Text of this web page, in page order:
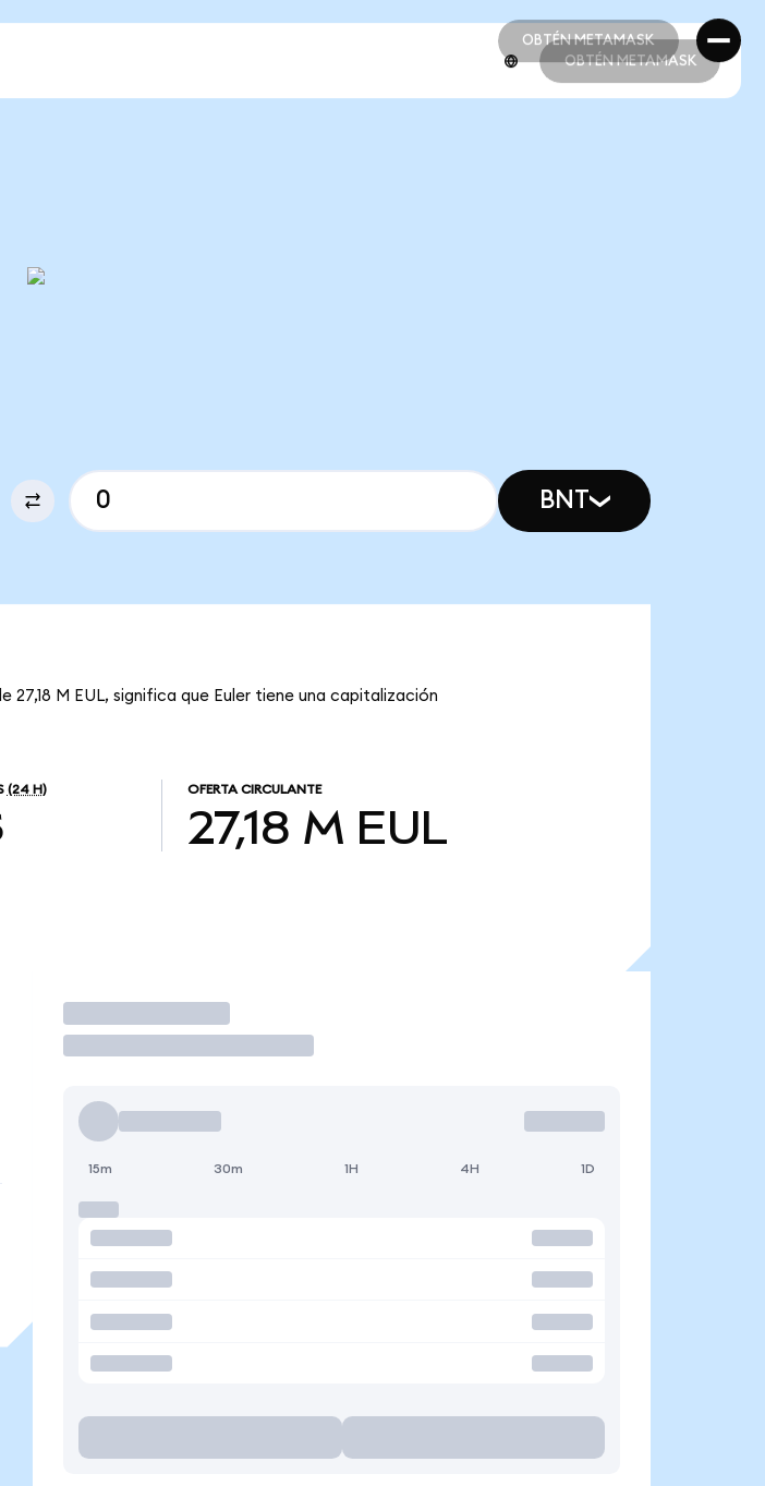
OBTÉN METAMASK
OBTÉN METAMASK
OBTÉN METAMASK
BNT
27,18 M EUL, significa que Euler tiene una capitalización
(24 H) OFERTA CIRCULANTE
27,18 M EUL
Operar
15m 30m 1H 4H 1D